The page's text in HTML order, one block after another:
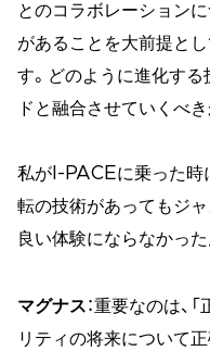
とのコラボレーション
があることを大前提と
す。どのように進化する
ドと融合させていくべき
私がI-PACEに乗った時
転の技術があってもジャ
良い体験にならなかった
マグナス：重要なのは、
リティの将来について